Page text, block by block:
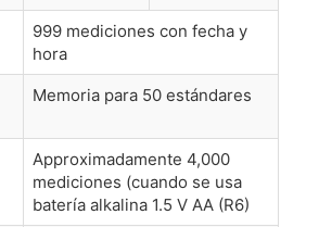
999 mediciones con fecha y
hora
Memoria para 50 estándares
Approximadamente 4,000
mediciones (cuando se usa
batería alkalina 1.5 V AA (R6)